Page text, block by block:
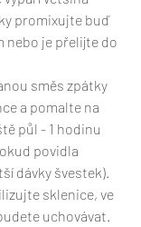
promixujte buď
nebo je přelijte do
směs zpátky
a pomalte na
půl - 1 hodinu
povidla
dávky švestek).
sklenice, ve
uchovávat.